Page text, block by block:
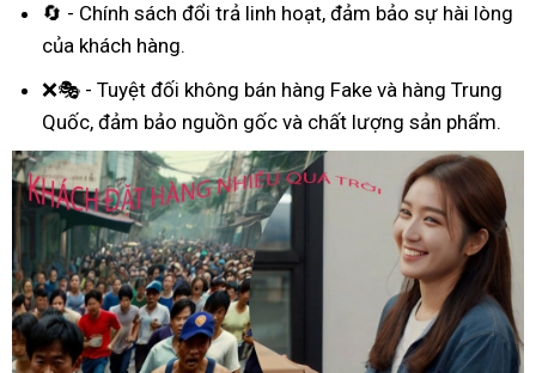
🔄 - Chính sách đổi trả linh hoạt, đảm bảo sự hài lòng
của khách hàng.
❌🎭 - Tuyệt đối không bán hàng Fake và hàng Trung
Quốc, đảm bảo nguồn gốc và chất lượng sản phẩm.